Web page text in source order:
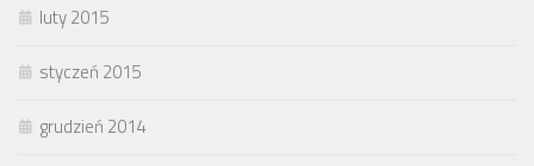
luty 2015
styczeń 2015
grudzień 2014